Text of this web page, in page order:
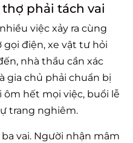
phải tách vai
việc xảy ra cùng
gọi điện, xe vật tư hỏi
nhà thầu cần xác
gia chủ phải chuẩn bị
hết mọi việc, buổi lễ
trang nghiêm.
vai. Người nhận mâm